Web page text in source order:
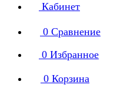
Кабинет
0 Сравнение
0 Избранное
0 Корзина